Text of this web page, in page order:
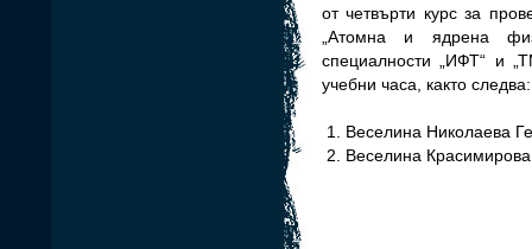
от четвърти курс за
„Атомна и ядрена
специалности „ИФТ“ и
учебни часа, както следва:
Веселина Николаева
Веселина